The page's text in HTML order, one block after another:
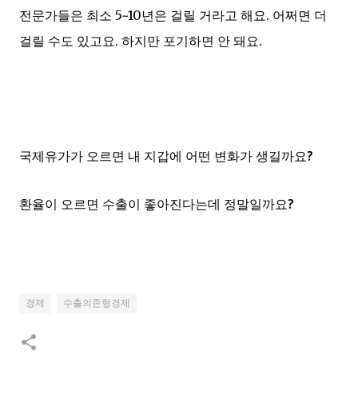
전문가들은 최소 5~10년은 걸릴 거라고 해요. 어쩌면 더
걸릴 수도 있고요. 하지만 포기하면 안 돼요.
국제유가가 오르면 내 지갑에 어떤 변화가 생길까요?
환율이 오르면 수출이 좋아진다는데 정말일까요?
경제 수출의존형경제